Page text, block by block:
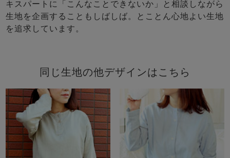
キスパートに「こんなことできないか」と相談しながら
生地を企画することもしばしば。とことん心地よい生地
を追求しています。
同じ生地の他デザインはこちら